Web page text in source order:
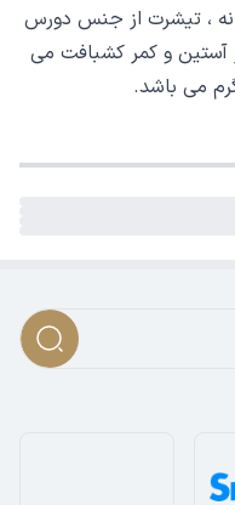
، تیشرت از جنس دورس
آستین و کمر کشبافت می
می باشد.